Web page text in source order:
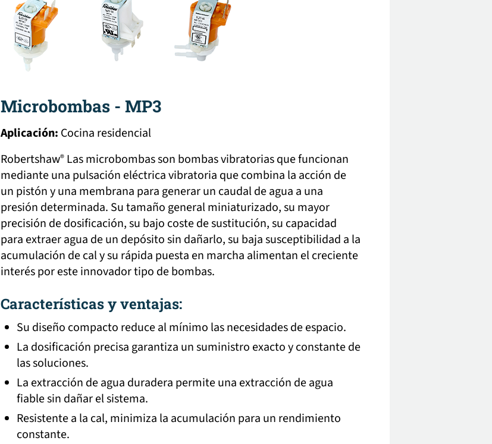
Microbombas - MP3
Aplicación: Cocina residencial
Robertshaw® Las microbombas son bombas vibratorias que funcionan
mediante una pulsación eléctrica vibratoria que combina la acción de
un pistón y una membrana para generar un caudal de agua a una
presión determinada. Su tamaño general miniaturizado, su mayor
precisión de dosificación, su bajo coste de sustitución, su capacidad
para extraer agua de un depósito sin dañarlo, su baja susceptibilidad a la
acumulación de cal y su rápida puesta en marcha alimentan el creciente
interés por este innovador tipo de bombas.
Características y ventajas:
Su diseño compacto reduce al mínimo las necesidades de espacio.
La dosificación precisa garantiza un suministro exacto y constante de
las soluciones.
La extracción de agua duradera permite una extracción de agua
fiable sin dañar el sistema.
Resistente a la cal, minimiza la acumulación para un rendimiento
constante.